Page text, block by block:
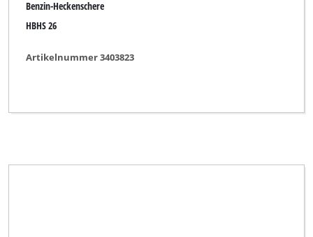
Benzin-Heckenschere
HBHS 26
Artikelnummer 3403823